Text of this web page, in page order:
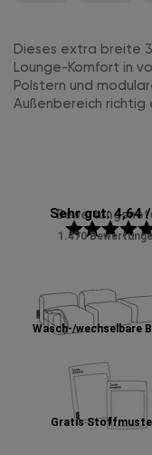
Dieses extra breite
Lounge-Komfort in
Polstern und
Außenbereich richtig
Sehr gut: 4,64
starstarstarstar
1.470
Wasch-/wechselbare
Gratis